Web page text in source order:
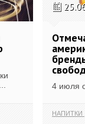
4 июля
НАПИТКИ